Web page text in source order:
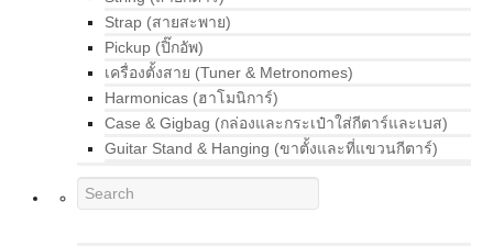
Strap (สายสะพาย)
Pickup (ปิ๊กอัพ)
เครื่องตั้งสาย (Tuner & Metronomes)
Harmonicas (ฮาโมนิการ์)
Case & Gigbag (กล่องและกระเป๋าใส่กีตาร์และเบส)
Guitar Stand & Hanging (ขาตั้งและที่แขวนกีตาร์)